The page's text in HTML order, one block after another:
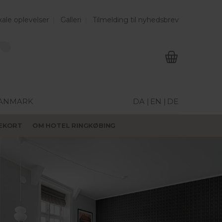
oplevelser Galleri Tilmelding til nyhedsbrev
DA | EN | DE
OM HOTEL RINGKØBING